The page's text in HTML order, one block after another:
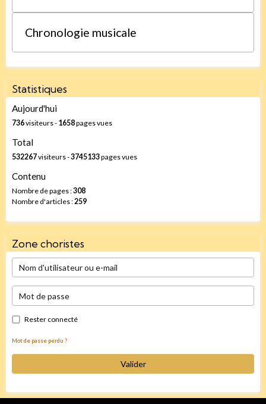
Chronologie musicale
Statistiques
Aujourd'hui
736visiteurs - 1658pages vues
Total
532267visiteurs -3745133pages vues
Contenu
Nombre de pages :308
Nombre d'articles : 259
Zone choristes
Rester connecté
Mot de passe perdu ?
Valider